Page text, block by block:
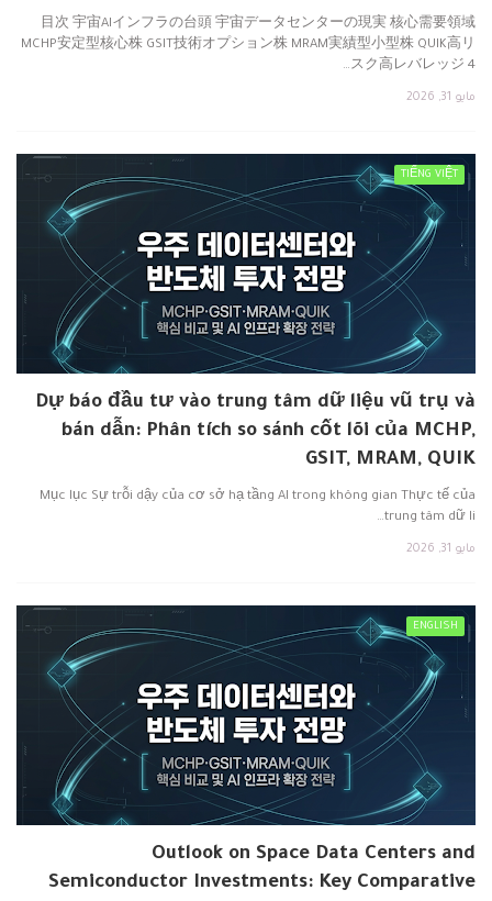
目次 宇宙AIインフラの台頭 宇宙データセンターの現実 核心需要領域
MCHP安定型核心株 GSIT技術オプション株 MRAM実績型小型株 QUIK高リ
スク高レバレッジ 4…
مايو 31, 2026
TIẾNG VIỆT
Dự báo đầu tư vào trung tâm dữ liệu vũ trụ và
bán dẫn: Phân tích so sánh cốt lõi của MCHP,
GSIT, MRAM, QUIK
Mục lục Sự trỗi dậy của cơ sở hạ tầng AI trong không gian Thực tế của
trung tâm dữ li…
مايو 31, 2026
ENGLISH
Outlook on Space Data Centers and
Semiconductor Investments: Key Comparative